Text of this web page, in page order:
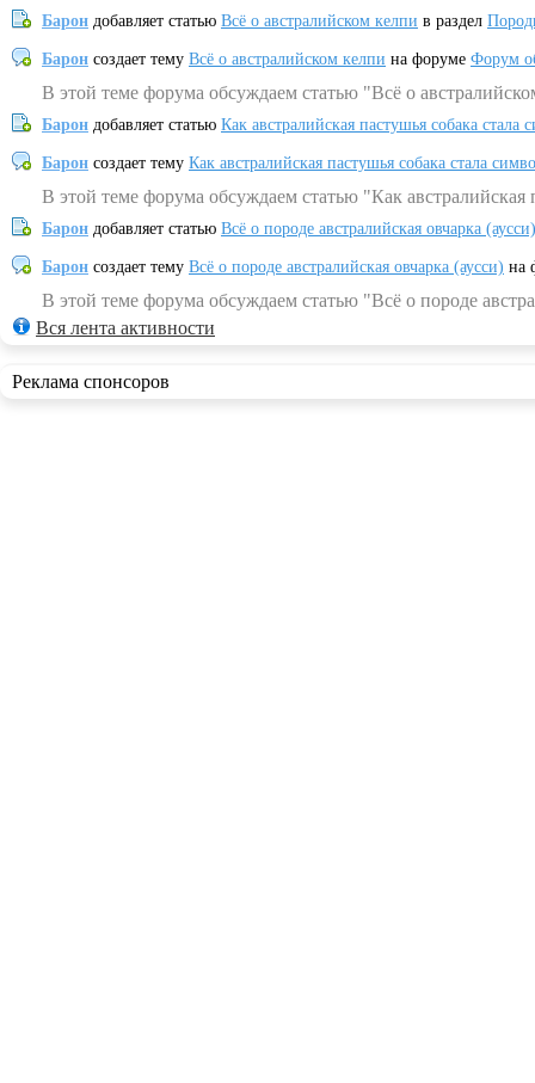
Барон добавляет статью Всё о австралийском келпи в раздел
Барон создает тему Всё о австралийском келпи на форуме Форум
В этой теме форума обсуждаем статью "Всё о
Барон добавляет статью Как австралийская пастушья собака
Барон создает тему Как австралийская пастушья собака стала
В этой теме форума обсуждаем статью "Как
Барон добавляет статью Всё о породе австралийская овчарка (аусси)
Барон создает тему Всё о породе австралийская овчарка (аусси) на
В этой теме форума обсуждаем статью "Всё о породе
Вся лента активности
Реклама спонсоров